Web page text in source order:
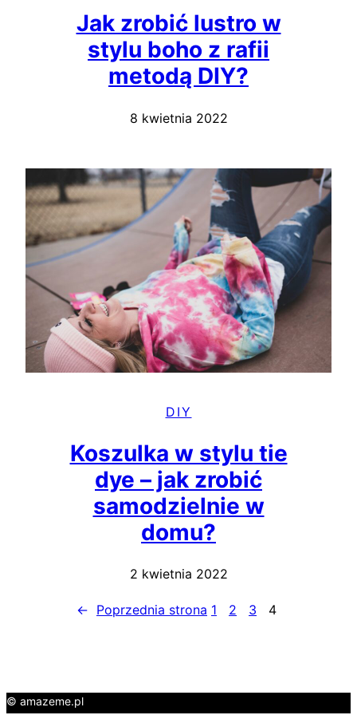
Jak zrobić lustro w
stylu boho z rafii
metodą DIY?
8 kwietnia 2022
DIY
Koszulka w stylu tie
dye – jak zrobić
samodzielnie w
domu?
2 kwietnia 2022
← Poprzednia strona 1 2 3 4
© amazeme.pl